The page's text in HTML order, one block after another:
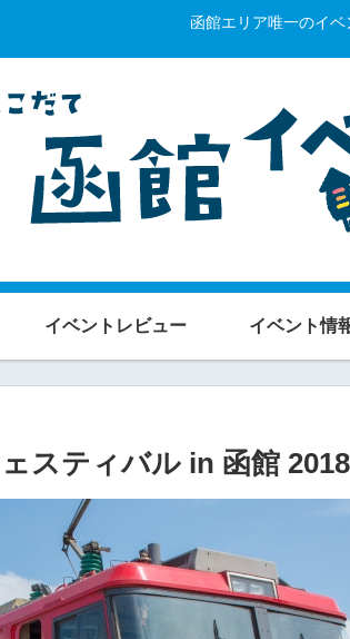
函館エリア唯一のイベ
イベントレビュー イベント情
ェスティバル in 函館 2018